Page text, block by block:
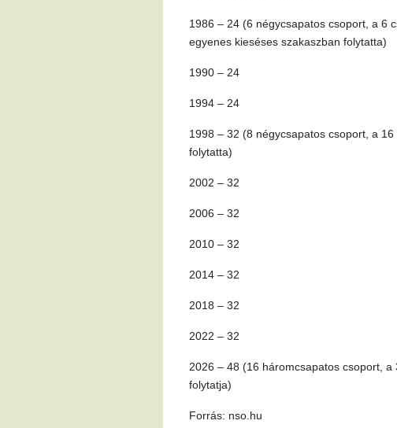
1986 – 24 (6 négycsapatos csoport, a 6
egyenes kieséses szakaszban folytatta)
1990 – 24
1994 – 24
1998 – 32 (8 négycsapatos csoport, a
folytatta)
2002 – 32
2006 – 32
2010 – 32
2014 – 32
2018 – 32
2022 – 32
2026 – 48 (16 háromcsapatos csoport,
folytatja)
Forrás: nso.hu